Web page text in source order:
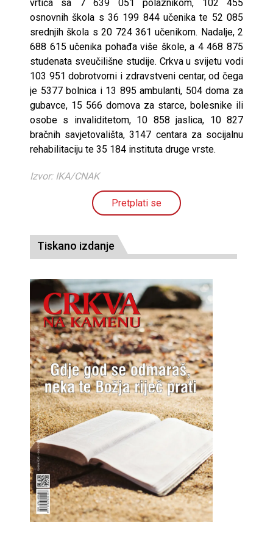
vrtića sa 7 639 051 polaznikom, 102 455
osnovnih škola s 36 199 844 učenika te 52 085
srednjih škola s 20 724 361 učenikom. Nadalje, 2
688 615 učenika pohađa više škole, a 4 468 875
studenata sveučilišne studije. Crkva u svijetu vodi
103 951 dobrotvorni i zdravstveni centar, od čega
je 5377 bolnica i 13 895 ambulanti, 504 doma za
gubavce, 15 566 domova za starce, bolesnike ili
osobe s invaliditetom, 10 858 jaslica, 10 827
bračnih savjetovališta, 3147 centara za socijalnu
rehabilitaciju te 35 184 instituta druge vrste.
Izvor: IKA/CNAK
Pretplati se
Tiskano izdanje